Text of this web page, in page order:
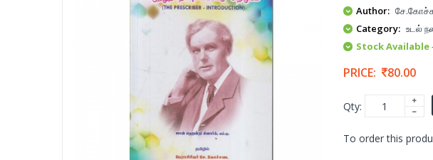
Author:
Category: உடல்
Stock Available
PRICE: 80.00
Qty:
To order this